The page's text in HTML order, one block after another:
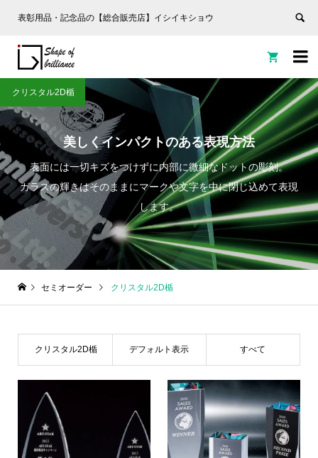
表彰用品・記念品の【総合販売店】イシイキショウ


美しくインパクトのある表現方法
表面には一切キズをつけずに内部に微細なドットの彫刻。
ガラスの輝きはそのままにマークや文字を中に閉じ込めて表現
します。
クリスタル2D楯
セミオーダー クリスタル2D楯
クリスタル2D楯 デフォルト表示 すべて